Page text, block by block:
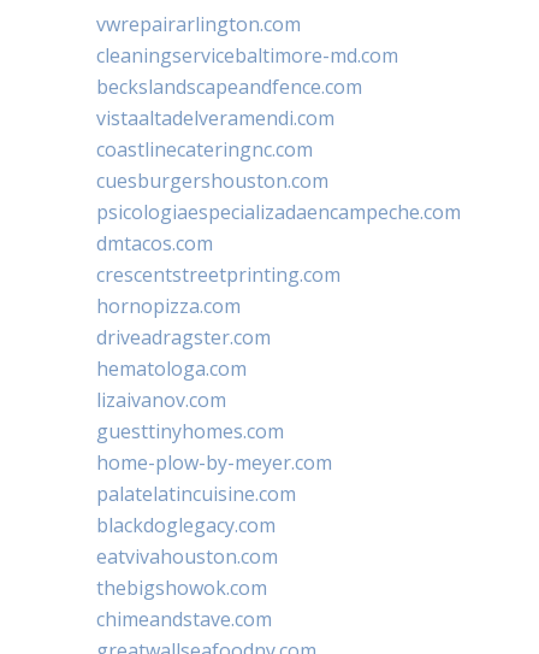
vwrepairarlington.com
cleaningservicebaltimore-md.com
beckslandscapeandfence.com
vistaaltadelveramendi.com
coastlinecateringnc.com
cuesburgershouston.com
psicologiaespecializadaencampeche.com
dmtacos.com
crescentstreetprinting.com
hornopizza.com
driveadragster.com
hematologa.com
lizaivanov.com
guesttinyhomes.com
home-plow-by-meyer.com
palatelatincuisine.com
blackdoglegacy.com
eatvivahouston.com
thebigshowok.com
chimeandstave.com